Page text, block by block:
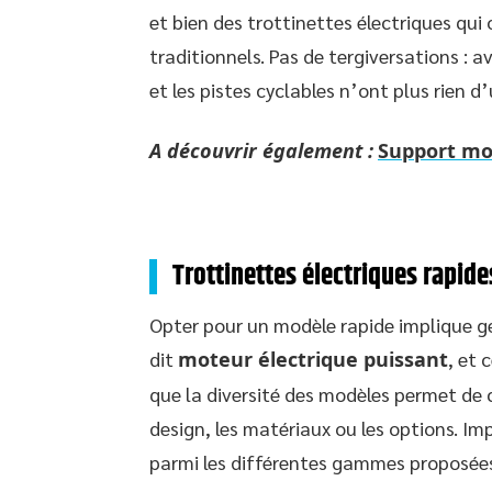
et bien des trottinettes électriques qui
traditionnels. Pas de tergiversations :
et les pistes cyclables n’ont plus rien
A découvrir également :Support
Trottinettes électriques
Opter pour un modèle rapide implique
dit moteur électrique puissant, et
que la diversité des modèles permet
design, les matériaux ou les options.
parmi les différentes gammes